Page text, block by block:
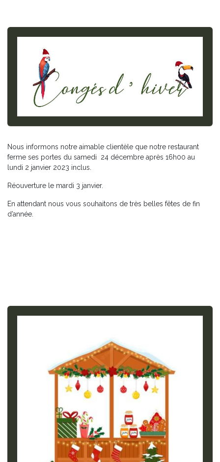
Nous informons notre aimable clientèle que notre restaurant
ferme ses portes du samedi 24 décembre après 16h00 au
lundi 2 janvier 2023 inclus.
Réouverture le mardi 3 janvier.
En attendant nous vous souhaitons de très belles fêtes de fin
d’année.